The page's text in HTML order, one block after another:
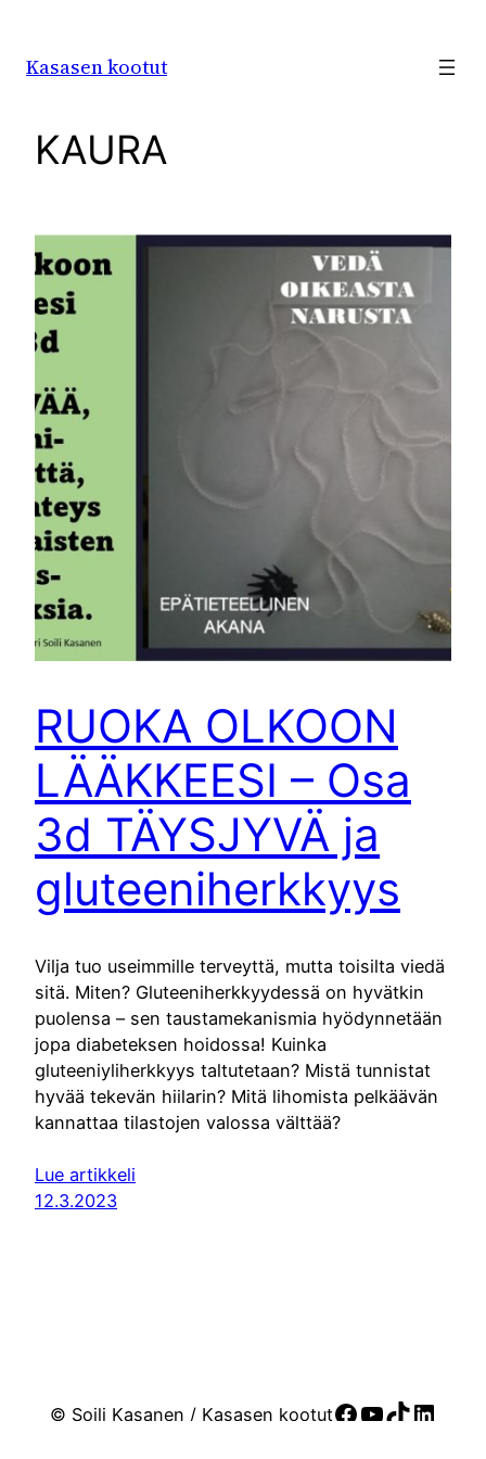
Kasasen kootut
KAURA
RUOKA OLKOON
LÄÄKKEESI – Osa
3d TÄYSJYVÄ ja
gluteeniherkkyys
Vilja tuo useimmille terveyttä, mutta toisilta viedä
sitä. Miten? Gluteeniherkkyydessä on hyvätkin
puolensa – sen taustamekanismia hyödynnetään
jopa diabeteksen hoidossa! Kuinka
gluteeniyliherkkyys taltutetaan? Mistä tunnistat
hyvää tekevän hiilarin? Mitä lihomista pelkäävän
kannattaa tilastojen valossa välttää?
Lue artikkeli
12.3.2023
© Soili Kasanen / Kasasen kootutFacebook
YouTube
TikTok